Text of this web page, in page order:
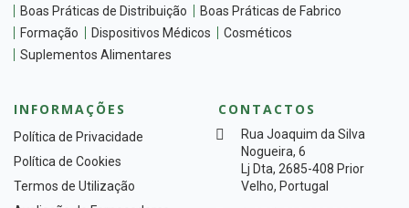
Boas Práticas de Distribuição
Boas Práticas de Fabrico
Formação
Dispositivos Médicos
Cosméticos
Suplementos Alimentares
INFORMAÇÕES
Política de Privacidade
Política de Cookies
Termos de Utilização
CONTACTOS
Rua Joaquim da Silva
Nogueira, 6
Lj Dta, 2685-408 Prior
Velho, Portugal